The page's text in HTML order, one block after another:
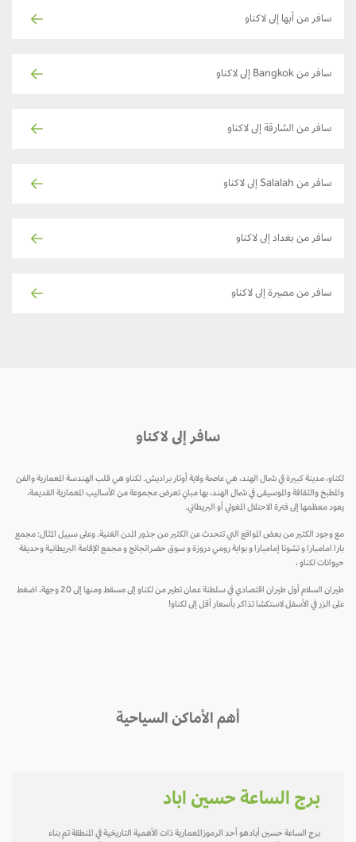
سافر من أبها إلى لاكناو
سافر من Bangkok إلى لاكناو
سافر من الشارقة إلى لاكناو
سافر من Salalah إلى لاكناو
سافر من بغداد إلى لاكناو
سافر من مصيرة إلى لاكناو
سافر إلى لاكناو
لكناو، مدينة كبيرة في شمال الهند، هي عاصمة ولاية أوتار براديش. لكناو هي قلب الهندسة المعمارية والفن
والمطبخ والثقافة والموسيقى في شمال الهند، بها مبانٍ تعرض مجموعة من الأساليب المعمارية القديمة،
يعود معظمها إلى فترة الاحتلال المغولي أو البريطاني.
مع وجود الكثير من بعض المواقع التي تتحدث عن الكثير من جذور المدن الغنية. وعلى سبيل المثال: مجمع
بارا امامبارا و تشوتا إمامبارا و بوابة رومي دروزة و سوق حضراتجانج و مجمع الإقامة البريطانية وحديقة
حيوانات لكناو ،
طيران السلام أول طيران اقتصادي في سلطنة عمان تطير من لكناو إلى مسقط ومنها إلى 20 وجهة، اضغط
على الزر في الأسفل لاستكشا تذاكر بأسعار أقل إلى لكناو!
أهم الأماكن السياحية
برج الساعة حسين اباد
برج الساعة حسين أبادهو أحد الرموزالمعمارية ذات الأهمية التاريخية في المنطقة تم بناء